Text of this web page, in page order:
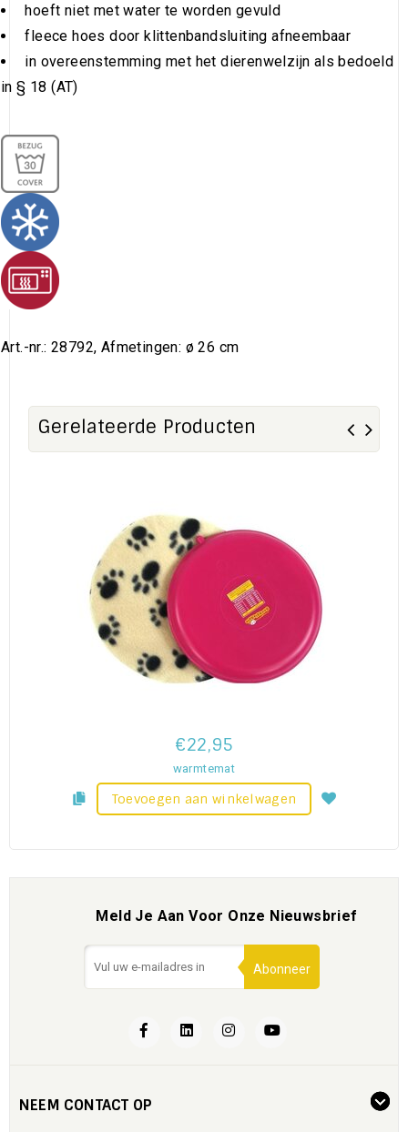
hoeft niet met water te worden gevuld
fleece hoes door klittenbandsluiting afneembaar
in overeenstemming met het dierenwelzijn als bedoeld
in § 18 (AT)
Art.-nr.: 28792, Afmetingen: ø 26 cm
Gerelateerde Producten
€22,95
warmtemat
Toevoegen aan winkelwagen
Meld Je Aan Voor Onze Nieuwsbrief
Abonneer
NEEM CONTACT OP